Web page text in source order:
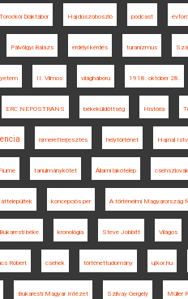
Diáktábor Hajdúszoboszló podcast
Pálvölgyi Balázs erdélyi kérdés turanizmus
II. Vilmos világháború 1918. október 28.
ERC NEPOSTRANS békeküldöttség História
ismeretterjesztés helytörténet Hajnal
Fiume tanulmánykötet Állami lakótelep
áttelepültek koncepciós per A történelmi Magyarország
Bukaresti béke kronológia Steve Jobbitt Világos
Róbert csehek történettudomány ujkor.hu
Bukaresti Magyar Intézet Szilvay Gergely Müller